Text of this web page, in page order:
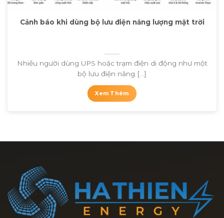
Cảnh báo khi dùng bộ lưu điện năng lượng mặt trời
Nhiều người dùng UPS hoặc trạm điện di động như một
bộ lưu điện năng [...]
Xem Thêm